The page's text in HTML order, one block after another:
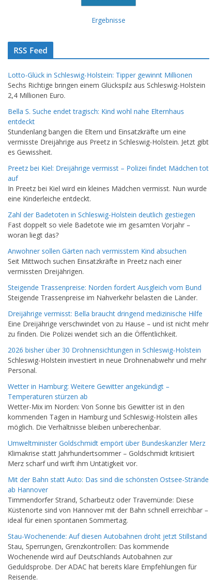
Ergebnisse
RSS Feed
Lotto-Glück in Schleswig-Holstein: Tipper gewinnt Millionen
Sechs Richtige bringen einem Glückspilz aus Schleswig-Holstein
2,4 Millionen Euro.
Bella S. Suche endet tragisch: Kind wohl nahe Elternhaus
entdeckt
Stundenlang bangen die Eltern und Einsatzkräfte um eine
vermisste Dreijährige aus Preetz in Schleswig-Holstein. Jetzt gibt
es Gewissheit.
Preetz bei Kiel: Dreijährige vermisst – Polizei findet Mädchen tot
auf
In Preetz bei Kiel wird ein kleines Mädchen vermisst. Nun wurde
eine Kinderleiche entdeckt.
Zahl der Badetoten in Schleswig-Holstein deutlich gestiegen
Fast doppelt so viele Badetote wie im gesamten Vorjahr –
woran liegt das?
Anwohner sollen Gärten nach vermisstem Kind absuchen
Seit Mittwoch suchen Einsatzkräfte in Preetz nach einer
vermissten Dreijährigen.
Steigende Trassenpreise: Norden fordert Ausgleich vom Bund
Steigende Trassenpreise im Nahverkehr belasten die Länder.
Dreijährige vermisst: Bella braucht dringend medizinische Hilfe
Eine Dreijährige verschwindet von zu Hause – und ist nicht mehr
zu finden. Die Polizei wendet sich an die Öffentlichkeit.
2026 bisher über 30 Drohnensichtungen in Schleswig-Holstein
Schleswig-Holstein investiert in neue Drohnenabwehr und mehr
Personal.
Wetter in Hamburg: Weitere Gewitter angekündigt –
Temperaturen stürzen ab
Wetter-Mix im Norden: Von Sonne bis Gewitter ist in den
kommenden Tagen in Hamburg und Schleswig-Holstein alles
möglich. Die Verhältnisse bleiben unberechenbar.
Umweltminister Goldschmidt empört über Bundeskanzler Merz
Klimakrise statt Jahrhundertsommer – Goldschmidt kritisiert
Merz scharf und wirft ihm Untätigkeit vor.
Mit der Bahn statt Auto: Das sind die schönsten Ostsee-Strände
ab Hannover
Timmendorfer Strand, Scharbeutz oder Travemünde: Diese
Küstenorte sind von Hannover mit der Bahn schnell erreichbar –
ideal für einen spontanen Sommertag.
Stau-Wochenende: Auf diesen Autobahnen droht jetzt Stillstand
Stau, Sperrungen, Grenzkontrollen: Das kommende
Wochenende wird auf Deutschlands Autobahnen zur
Geduldsprobe. Der ADAC hat bereits klare Empfehlungen für
Reisende.